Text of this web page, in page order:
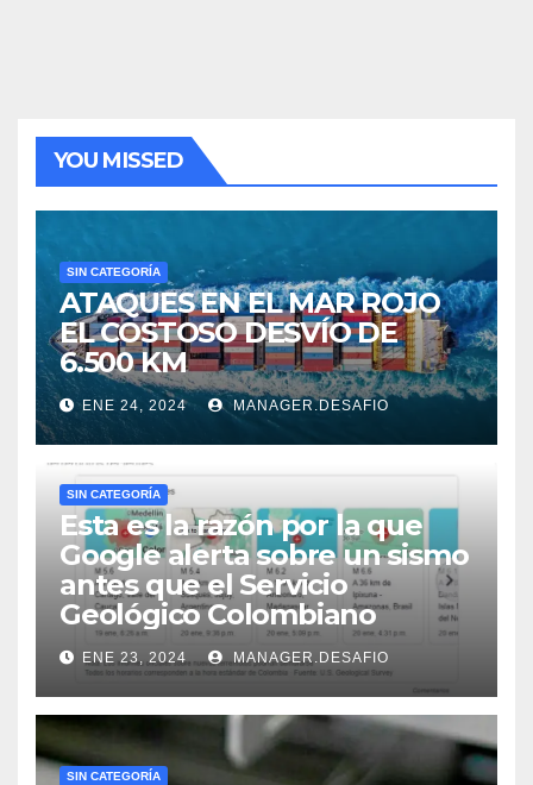
YOU MISSED
SIN CATEGORÍA
ATAQUES EN EL MAR ROJO
EL COSTOSO DESVÍO DE
6.500 KM
ENE 24, 2024 MANAGER.DESAFIO
SIN CATEGORÍA
Esta es la razón por la que
Google alerta sobre un sismo
antes que el Servicio
Geológico Colombiano
ENE 23, 2024 MANAGER.DESAFIO
SIN CATEGORÍA